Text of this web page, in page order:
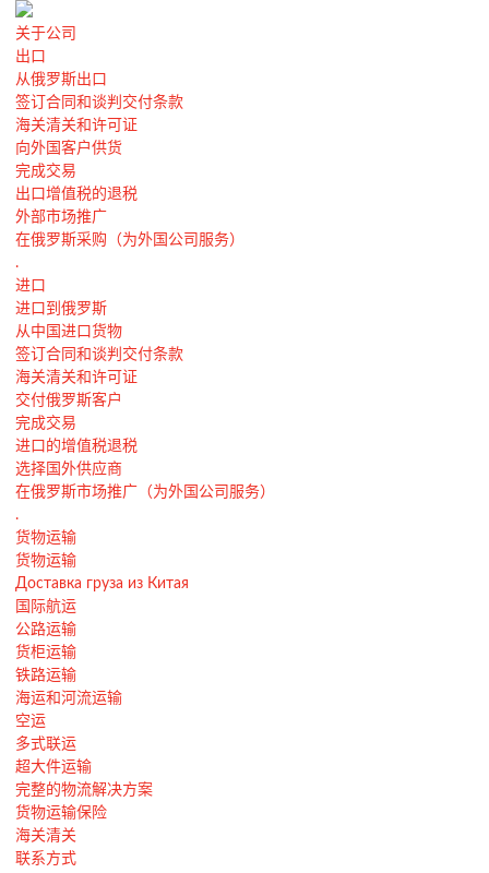
关于公司
出口
从俄罗斯出口
签订合同和谈判交付条款
海关清关和许可证
向外国客户供货
完成交易
出口增值税的退税
外部市场推广
在俄罗斯采购（为外国公司服务）
.
进口
进口到俄罗斯
从中国进口货物
签订合同和谈判交付条款
海关清关和许可证
交付俄罗斯客户
完成交易
进口的增值税退税
选择国外供应商
在俄罗斯市场推广（为外国公司服务）
.
货物运输
货物运输
Доставка груза из Китая
国际航运
公路运输
货柜运输
铁路运输
海运和河流运输
空运
多式联运
超大件运输
完整的物流解决方案
货物运输保险
海关清关
联系方式